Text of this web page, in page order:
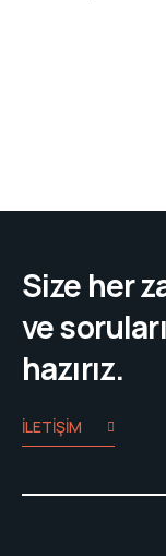
Size her
ve
hazırız.
İLETIŞIM